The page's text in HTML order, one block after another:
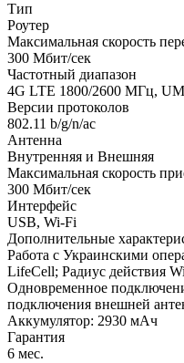
Тип
Роутер
Максимальная скорость
300 Мбит/сек
Частотный диапазон
4G LTE 1800/2600 МГц,
Версии протоколов
802.11 b/g/n/ac
Антенна
Внутренняя и Внешняя
Максимальная скорость
300 Мбит/сек
Интерфейс
USB, Wi-Fi
Дополнительные
Работа с Украинскими
LifeCell; Радиус действия
Одновременное
подключения внешней
Аккумулятор: 2930 мАч
Гарантия
6 мес.